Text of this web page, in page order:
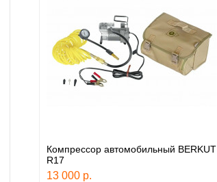
Компрессор автомобильный BERKUT
R17
13 000 р.